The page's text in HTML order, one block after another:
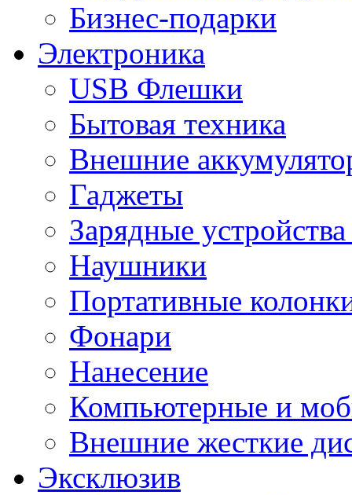
Бизнес-подарки
Электроника
USB Флешки
Бытовая техника
Внешние
Гаджеты
Зарядные
Наушники
Портативные
Фонари
Нанесение
Компьютерные и
Внешние жесткие
Эксклюзив